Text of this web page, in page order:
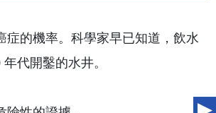
的機率。科學家早已知道，飲水
代開鑿的水井。